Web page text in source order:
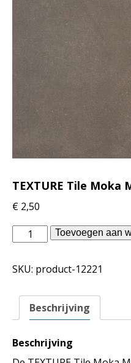
TEXTURE Tile Moka
€ 2,50
Piet
Boon
-
Tile
Moka
120x120
Toevoegen aan
SKU: product-12221
Beschrijving
Beschrijving